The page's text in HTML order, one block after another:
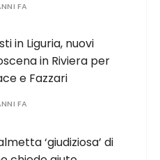
FA
in Liguria, nuovi
in Riviera per
e Fazzari
FA
‘giudiziosa’ di